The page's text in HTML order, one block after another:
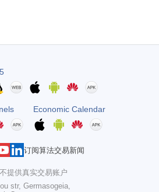
Economic Calendar
订阅算法交易新闻
提供真实交易账户
str, Germasogeia,